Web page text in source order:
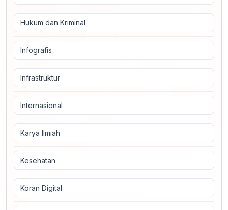
Hukum dan Kriminal
Infografis
Infrastruktur
Internasional
Karya Ilmiah
Kesehatan
Koran Digital